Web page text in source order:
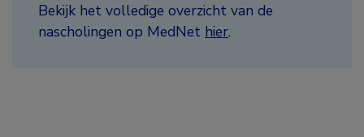
Bekijk het volledige overzicht van de
nascholingen op MedNet hier.